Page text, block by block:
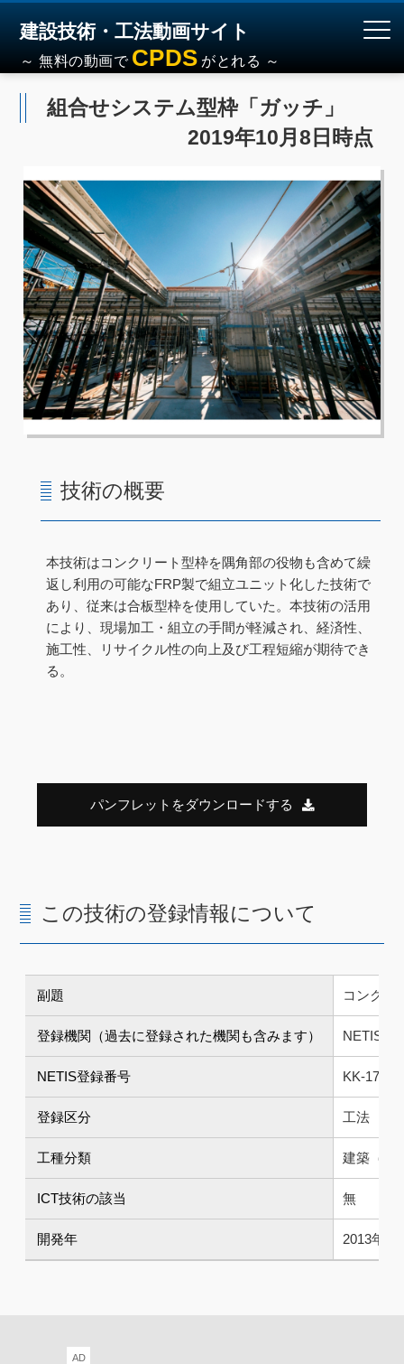
建設技術・工法動画サイト
～ 無料の動画で CPDS がとれる ～
組合せシステム型枠「ガッチ」
2019年10月8日時点
技術の概要
本技術はコンクリート型枠を隅角部の役物も含めて繰
返し利用の可能なFRP製で組立ユニット化した技術で
あり、従来は合板型枠を使用していた。本技術の活用
により、現場加工・組立の手間が軽減され、経済性、
施工性、リサイクル性の向上及び工程短縮が期待でき
る。
パンフレットをダウンロードする
この技術の登録情報について
副題 コンクリ
登録機関（過去に登録された機関も含みます） NETIS
NETIS登録番号 KK-
登録区分 工法
工種分類 建築（コ
ICT技術の該当 無
開発年 2013年
AD